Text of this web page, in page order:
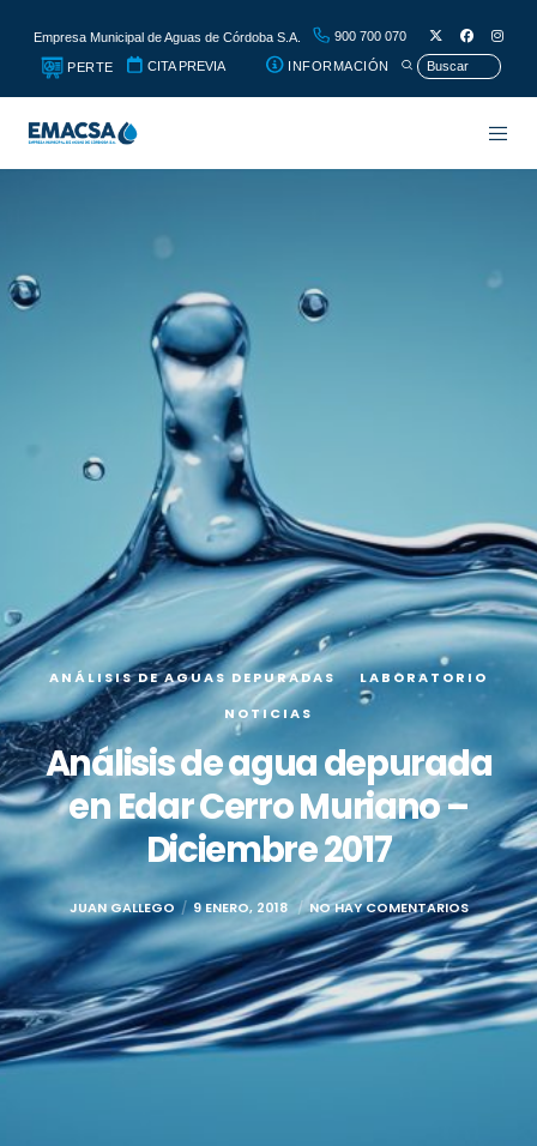
Empresa Municipal de Aguas de Córdoba S.A. 900 700 070
PERTE CITA PREVIA INFORMACIÓN
ANÁLISIS DE AGUAS DEPURADAS
LABORATORIO
NOTICIAS
Análisis de agua depurada
en Edar Cerro Muriano –
Diciembre 2017
JUAN GALLEGO 9 ENERO, 2018 NO HAY COMENTARIOS